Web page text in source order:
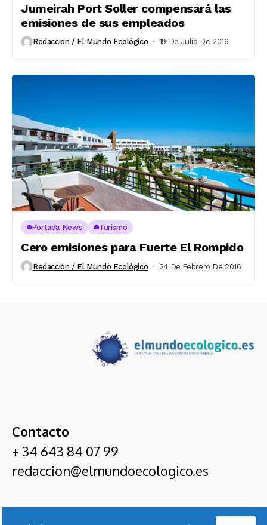
Jumeirah Port Soller compensará las
emisiones de sus empleados
Redacción / El Mundo Ecológico 19 De Julio De 2016
Portada News Turismo
Cero emisiones para Fuerte El Rompido
Redacción / El Mundo Ecológico 24 De Febrero De 2016
Contacto
+ 34 643 84 07 99
redaccion@elmundoecologico.es